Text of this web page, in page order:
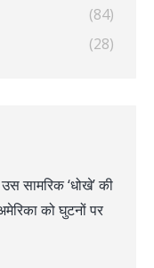
(84)
(28)
सामरिक ‘धोखे’ की
को घुटनों पर